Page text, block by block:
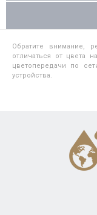
Обратите внимание,
отличаться от цвета
цветопередачи по
устройства.